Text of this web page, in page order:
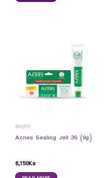
RHOTO
Acnes Sealing Jell 3S (9g)
8,150Ks